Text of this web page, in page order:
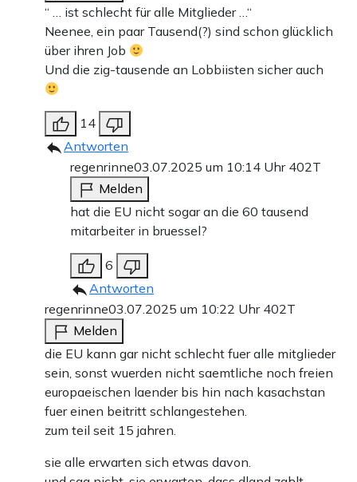
“ … ist schlecht für alle Mitglieder …“
Neenee, ein paar Tausend(?) sind schon glücklich
über ihren Job
Und die zig-tausende an Lobbiisten sicher auch
14
Antworten
regenrinne03.07.2025 um 10:14 Uhr 402T
Melden
hat die EU nicht sogar an die 60 tausend
mitarbeiter in bruessel?
6
Antworten
regenrinne03.07.2025 um 10:22 Uhr 402T
Melden
die EU kann gar nicht schlecht fuer alle mitglieder
sein, sonst wuerden nicht saemtliche noch freien
europaeischen laender bis hin nach kasachstan
fuer einen beitritt schlangestehen.
zum teil seit 15 jahren.
sie alle erwarten sich etwas davon.